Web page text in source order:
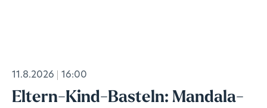
11.8.2026 16:00
Eltern-Kind-Basteln: Mandala-